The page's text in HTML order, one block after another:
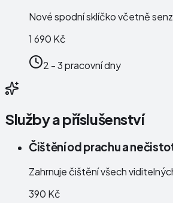
Nové spodní sklíčko včetně
1 690 Kč
2 - 3 pracovní dny
Služby a příslušenství
Čištění od prachu a
Zahrnuje čištění všech
390 Kč